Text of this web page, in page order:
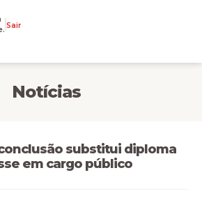
Sair
Notícias
substitui diploma
em cargo público